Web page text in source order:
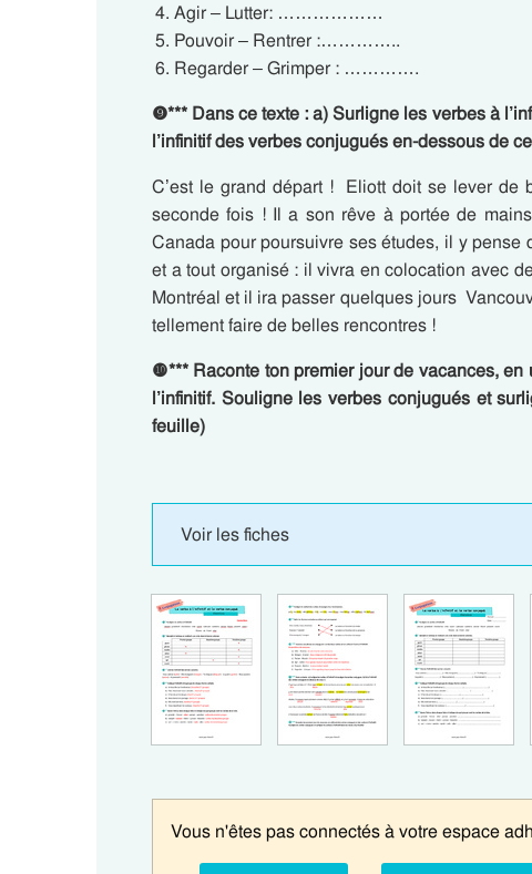
Agir – Lutter: ………………
Pouvoir – Rentrer :…………..
Regarder – Grimper : ………….
❾*** Dans ce texte : a) Surligne les verbes à
l’infinitif des verbes conjugués en-dessous de
C’est le grand départ ! Eliott doit se lever de
seconde fois ! Il a son rêve à portée de
Canada pour poursuivre ses études, il y
et a tout organisé : il vivra en colocation avec
Montréal et il ira passer quelques jours
tellement faire de belles rencontres !
❿*** Raconte ton premier jour de vacances,
l’infinitif. Souligne les verbes conjugués et
feuille)
Voir les fiches
Vous n'êtes pas connectés à votre espace